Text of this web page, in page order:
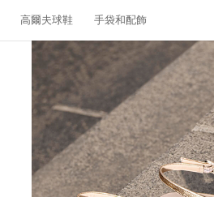
高爾夫球鞋 手袋和配飾